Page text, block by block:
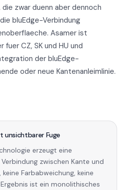
zwar duenn aber dennoch
bluEdge-Verbindung
Asamer ist
CZ, SK und HU und
der bluEdge-
oder neue Kantenanleimlinie.
unsichtbarer Fuge
erzeugt eine
zwischen Kante und
Farbabweichung, keine
ist ein monolithisches